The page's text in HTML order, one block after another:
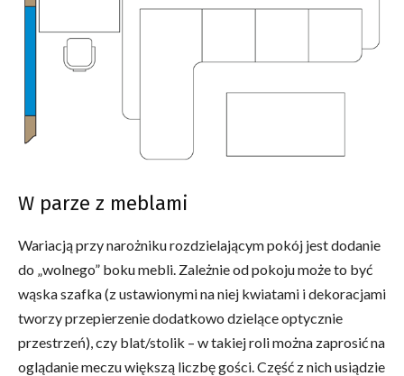
W parze z meblami
Wariacją przy narożniku rozdzielającym pokój jest dodanie
do „wolnego” boku mebli. Zależnie od pokoju może to być
wąska szafka (z ustawionymi na niej kwiatami i dekoracjami
tworzy przepierzenie dodatkowo dzielące optycznie
przestrzeń), czy blat/stolik – w takiej roli można zaprosić na
oglądanie meczu większą liczbę gości. Część z nich usiądzie